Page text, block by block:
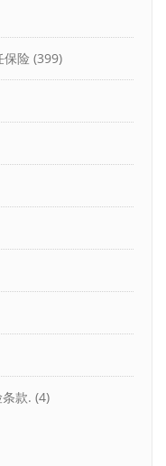
险 (399)
款. (4)